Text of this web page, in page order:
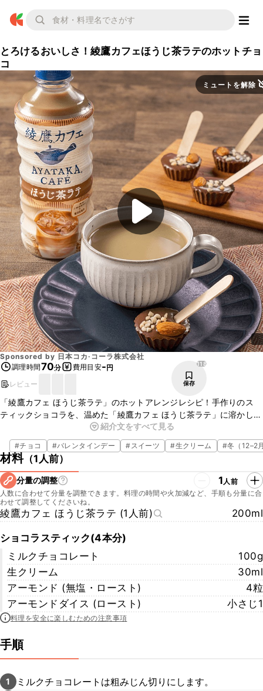
とろけるおいしさ！綾鷹カフェほうじ茶ラテのホットチョ
コ
ミュートを解除
Sponsored by 日本コカ·コーラ株式会社
調理時間70分 費用目安-円
レビュー
118
保存
「綾鷹カフェ ほうじ茶ラテ」のホットアレンジレシピ！手作りのス
ティックショコラを、温めた「綾鷹カフェ ほうじ茶ラテ」に溶かしな
がらお楽しみいただけます。香り高いほうじ茶と上品な甘さのミルク
に、チョコの風味が合わさり、ほっと一息つきたいときにおすすめで
す。ぜひお試しくださいね。
紹介文をすべて見る
#チョコ #バレンタインデー #スイーツ #生クリーム #冬（12–2
材料（1人前）
分量の調整 1人前
人数に合わせて分量を調整できます。料理の時間や火加減など、手順も分量に合
わせて調整してくださいね。
綾鷹カフェ ほうじ茶ラテ (1人前) 200ml
ショコラスティック(4本分)
ミルクチョコレート
100g
生クリーム
30ml
アーモンド (無塩・ロースト)
4粒
アーモンドダイス (ロースト)
小さじ1
料理を安全に楽しむための注意事項
手順
1 ミルクチョコレートは粗みじん切りにします。